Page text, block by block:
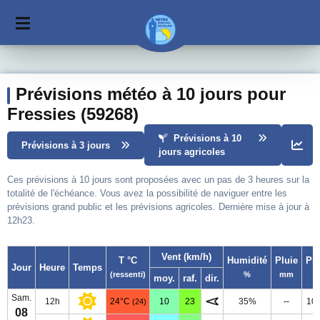
Prévisions météo à 10 jours pour
Fressies (59268)
Prévisions à 3 jours
Prévisions à 10
jours agricoles
Ces prévisions à 10 jours sont proposées avec un pas de 3 heures sur la
totalité de l'échéance. Vous avez la possibilité de naviguer entre les
prévisions grand public et les prévisions agricoles. Dernière mise à jour à
12h23.
Jour Heure Temps
T °C
(ressenti)
Vent (km/h) Humidité
%
Pluie
mm
moy. raf. dir.
Sam.
08
12h 24°C (24) 10 23 35% --